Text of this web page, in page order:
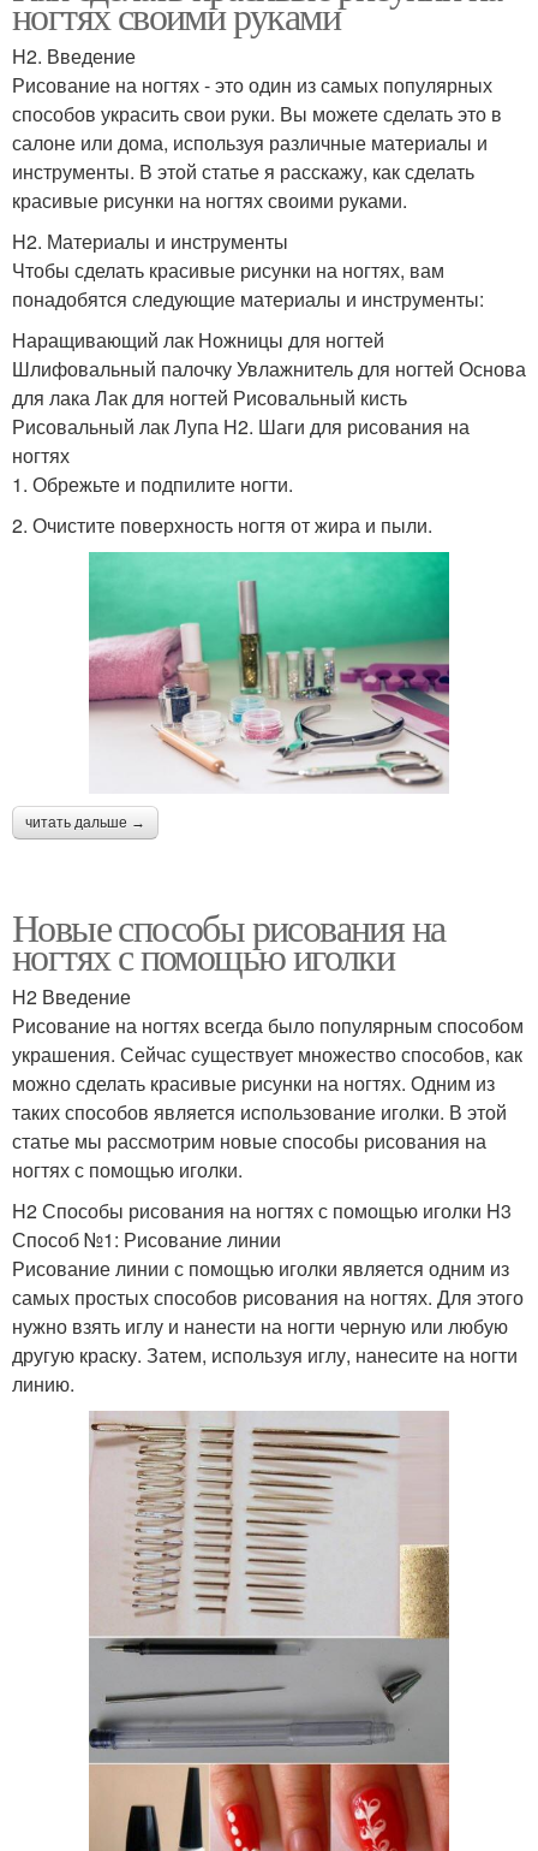
ногтях своими руками
H2. Введение
Рисование на ногтях - это один из самых популярных
способов украсить свои руки. Вы можете сделать это в
салоне или дома, используя различные материалы и
инструменты. В этой статье я расскажу, как сделать
красивые рисунки на ногтях своими руками.
H2. Материалы и инструменты
Чтобы сделать красивые рисунки на ногтях, вам
понадобятся следующие материалы и инструменты:
Наращивающий лак Ножницы для ногтей
Шлифовальный палочку Увлажнитель для ногтей Основа
для лака Лак для ногтей Рисовальный кисть
Рисовальный лак Лупа H2. Шаги для рисования на
ногтях
1. Обрежьте и подпилите ногти.
2. Очистите поверхность ногтя от жира и пыли.
читать дальше →
Новые способы рисования на
ногтях с помощью иголки
H2 Введение
Рисование на ногтях всегда было популярным способом
украшения. Сейчас существует множество способов, как
можно сделать красивые рисунки на ногтях. Одним из
таких способов является использование иголки. В этой
статье мы рассмотрим новые способы рисования на
ногтях с помощью иголки.
H2 Способы рисования на ногтях с помощью иголки H3
Способ №1: Рисование линии
Рисование линии с помощью иголки является одним из
самых простых способов рисования на ногтях. Для этого
нужно взять иглу и нанести на ногти черную или любую
другую краску. Затем, используя иглу, нанесите на ногти
линию.